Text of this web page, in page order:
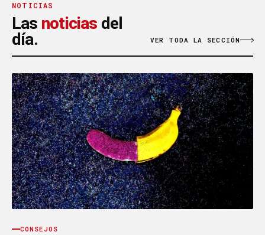
NOTICIAS
Las noticias del
día.
VER TODA LA SECCIÓN
CONSEJOS